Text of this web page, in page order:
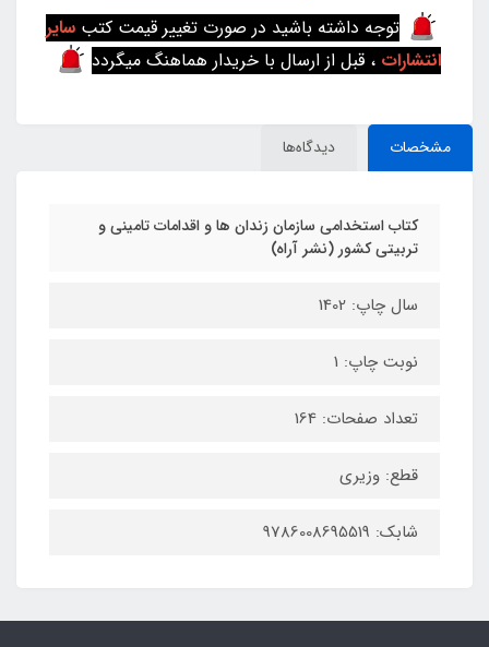
توجه داشته باشید در صورت تغییر قیمت کتب سایر
انتشارات ، قبل از ارسال با خریدار هماهنگ میگردد
مشخصات دیدگاه‌ها
کتاب استخدامی سازمان زندان ها و اقدامات تامینی و
تربیتی کشور (نشر آراه)
سال چاپ: 1402
نوبت چاپ: 1
تعداد صفحات: 164
قطع: وزیری
شابک: 9786008695519